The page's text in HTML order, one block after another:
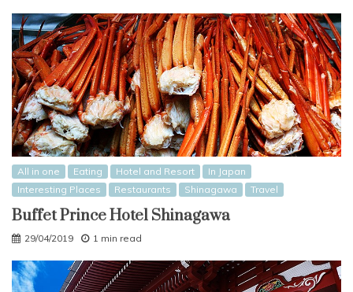
All in one Eating Hotel and Resort
In Japan
Interesting Places
Restaurants Shinagawa Travel
Buffet Prince Hotel Shinagawa
29/04/2019 1 min read